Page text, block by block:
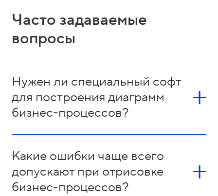
Часто задаваемые
вопросы
Нужен ли специальный софт
для построения диаграмм
бизнес-процессов?
Какие ошибки чаще всего
допускают при отрисовке
бизнес-процессов?